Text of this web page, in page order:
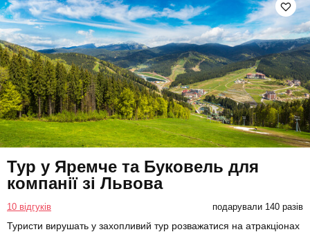
Тур у Яремче та Буковель для
компанії зі Львова
10 відгуків подарували 140 разів
Туристи вирушать у захопливий тур розважатися на атракціонах